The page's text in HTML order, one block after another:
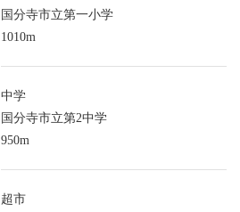
国分寺市立第一小学
1010m
中学
国分寺市立第2中学
950m
超市